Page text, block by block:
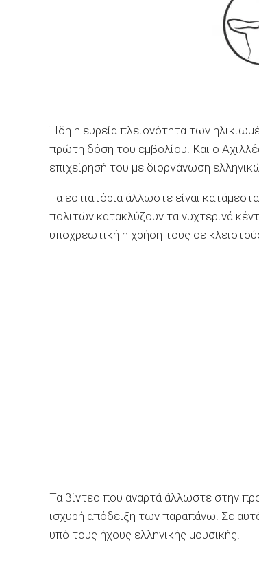
Ήδη η ευρεία πλειονότητα των
πρώτη δόση του εμβολίου. Και ο
επιχείρησή του με διοργάνωση
Τα εστιατόρια άλλωστε είναι
πολιτών κατακλύζουν τα νυχτερινά
υποχρεωτική η χρήση τους σε
Τα βίντεο που αναρτά άλλωστε στην
ισχυρή απόδειξη των παραπάνω. Σε
υπό τους ήχους ελληνικής μουσικής.